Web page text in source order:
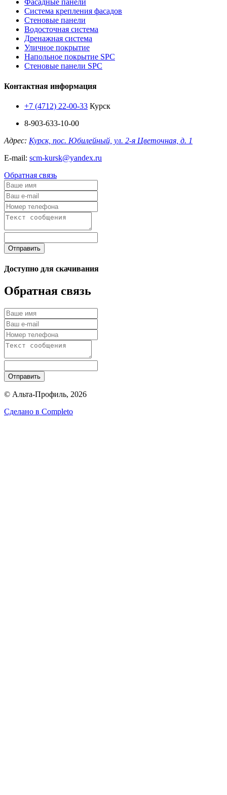
Фасадные панели
Система крепления фасадов
Стеновые панели
Водосточная система
Дренажная система
Уличное покрытие
Напольное покрытие SPC
Стеновые панели SPC
Контактная информация
+7 (4712) 22-00-33 Курск
8-903-633-10-00
Адрес: Курск, пос. Юбилейный, ул. 2-я Цветочная, д. 1
E-mail: scm-kursk@yandex.ru
Обратная связь
Отправить
Доступно для скачивания
Обратная связь
Отправить
© Альта-Профиль, 2026
Сделано в Completo